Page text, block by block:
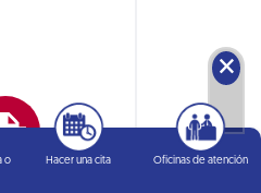
🗙
o
Hacer una cita Oficinas de atención